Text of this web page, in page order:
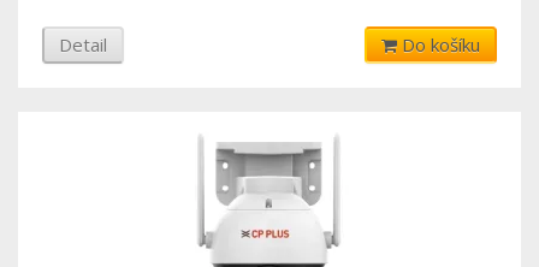
Detail Do košíku